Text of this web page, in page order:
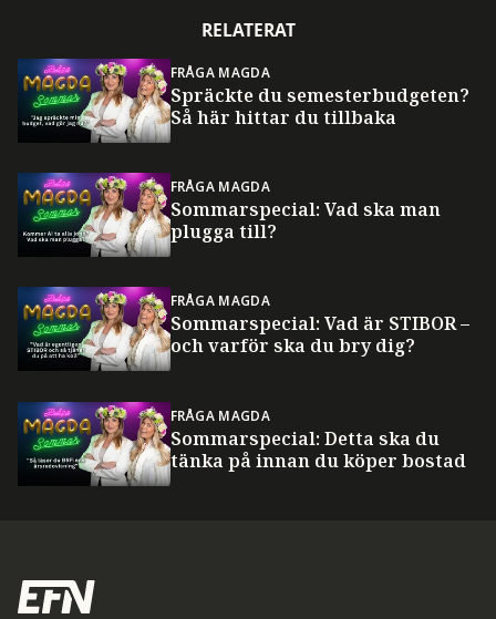
RELATERAT
FRÅGA MAGDA
Spräckte du semesterbudgeten?
Så här hittar du tillbaka
FRÅGA MAGDA
Sommarspecial: Vad ska man
plugga till?
FRÅGA MAGDA
Sommarspecial: Vad är STIBOR –
och varför ska du bry dig?
FRÅGA MAGDA
Sommarspecial: Detta ska du
tänka på innan du köper bostad